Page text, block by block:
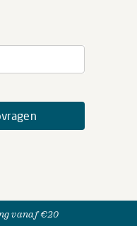
vanaf €20